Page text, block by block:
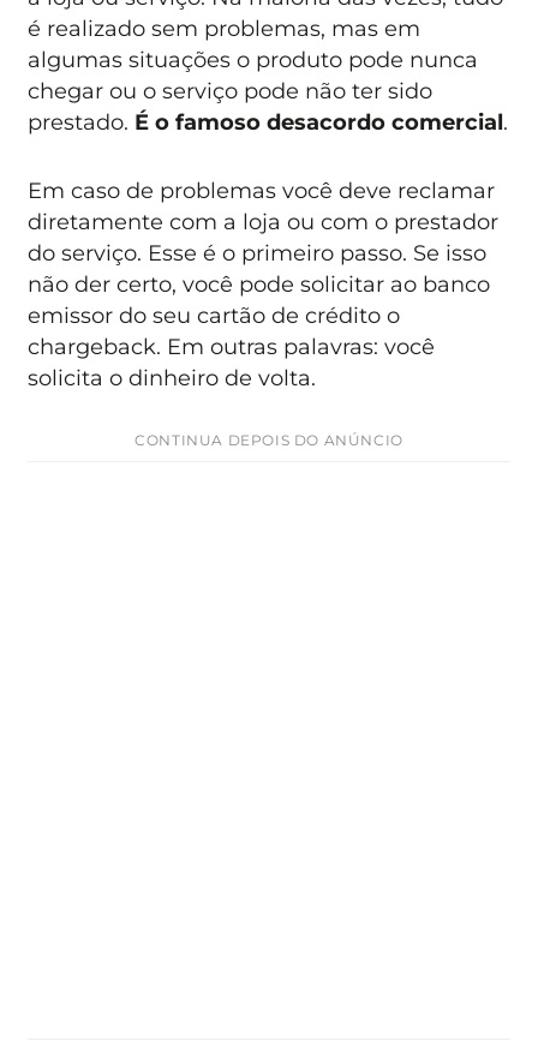
é realizado sem problemas, mas em
algumas situações o produto pode nunca
chegar ou o serviço pode não ter sido
prestado. É o famoso desacordo comercial.
Em caso de problemas você deve reclamar
diretamente com a loja ou com o prestador
do serviço. Esse é o primeiro passo. Se isso
não der certo, você pode solicitar ao banco
emissor do seu cartão de crédito o
chargeback. Em outras palavras: você
solicita o dinheiro de volta.
CONTINUA DEPOIS DO ANÚNCIO